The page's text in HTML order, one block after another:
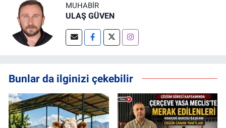
MUHABIR
ULAŞ GÜVEN
Bunlar da ilginizi çekebilir